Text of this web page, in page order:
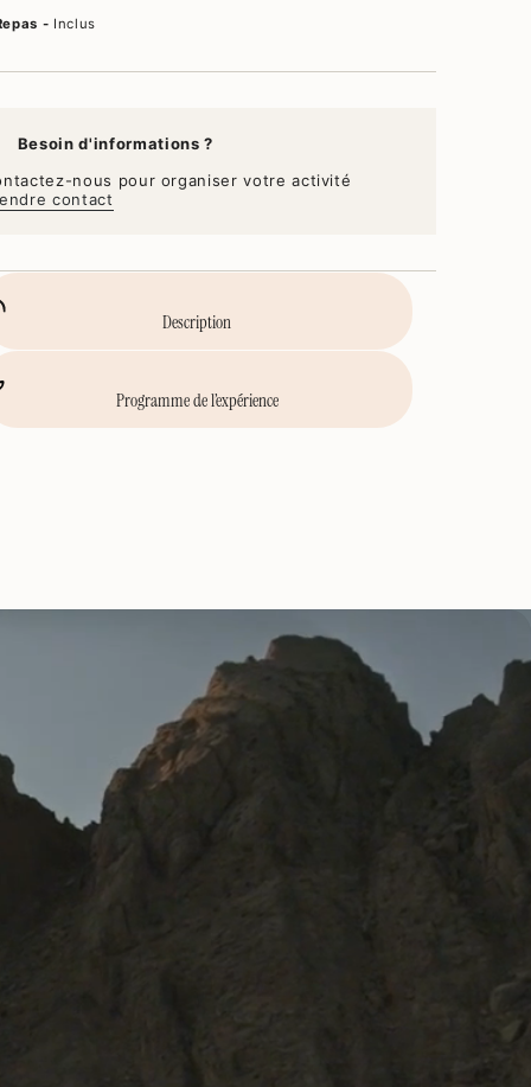
- Inclus
Besoin d'informations ?
nous pour organiser votre activité
contact
Description
Programme de l’expérience